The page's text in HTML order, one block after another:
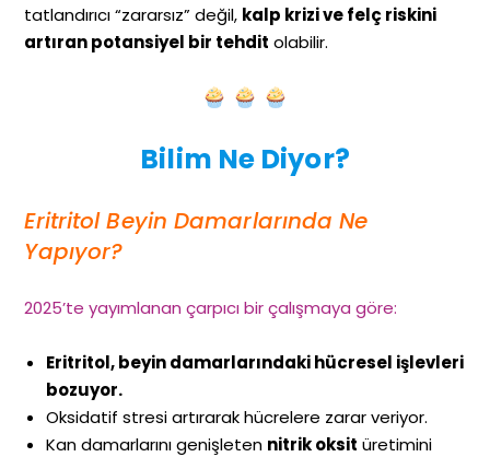
tatlandırıcı “zararsız” değil, kalp krizi ve felç riskini
artıran potansiyel bir tehdit olabilir.
Bilim Ne Diyor?
Eritritol Beyin Damarlarında Ne
Yapıyor?
2025’te yayımlanan çarpıcı bir çalışmaya göre:
Eritritol, beyin damarlarındaki hücresel işlevleri
bozuyor.
Oksidatif stresi artırarak hücrelere zarar veriyor.
Kan damarlarını genişleten nitrik oksit üretimini